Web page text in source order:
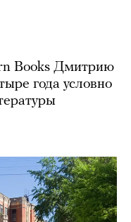
Books Дмитрию
года условно